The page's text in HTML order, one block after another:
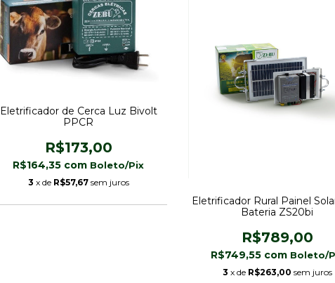
Eletrificador de Cerca Luz Bivolt
PPCR
R$173,00
R$164,35 com
3 x de R$57,67 sem juros
Eletrificador Rural Painel
Bateria ZS20bi
R$789,00
R$749,55 com
3 x de R$263,00 sem juros